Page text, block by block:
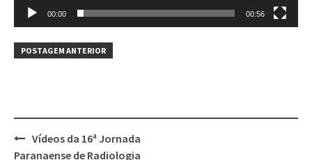
00:00 00:56
POSTAGEM ANTERIOR
Vídeos da 16ª Jornada
Paranaense de Radiologia